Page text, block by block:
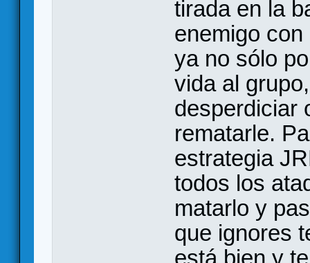
tirada en la
enemigo
ya no sólo
vida al
desperdiciar
rematarle.
estrategia
todos los
matarlo y
que ignores
está bien y